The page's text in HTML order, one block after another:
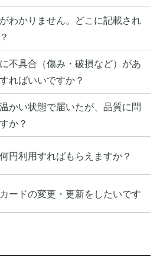
わかりません。どこに記載され
不具合（傷み・破損など）があ
ればいいですか？
かい状態で届いたが、品質に問
か？
円利用すればもらえますか？
ードの変更・更新をしたいです